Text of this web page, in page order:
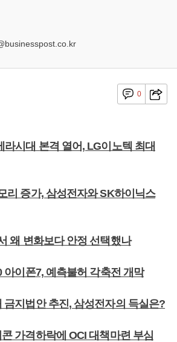
0
라시대 본격 열어, LG이노텍 최대
리 증가, 삼성전자와 SK하이닉스
왜 변화보다 안정 선택했나
아이폰7, 예측불허 각축전 개막
금지법안 추진, 삼성전자의 득실은?
가격하락에 OCI 대책마련 부심